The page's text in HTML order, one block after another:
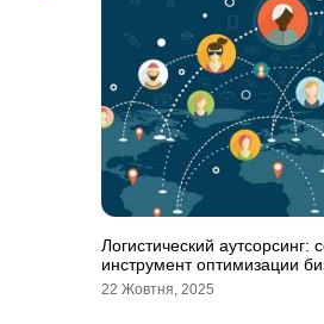
Логистический аутсорсинг:
инструмент оптимизации
22 Жовтня, 2025